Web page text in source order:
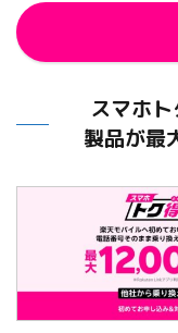
スマホ
製品が最